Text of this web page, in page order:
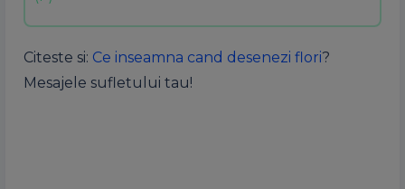
Citeste si: Ce inseamna cand desenezi flori?
Mesajele sufletului tau!